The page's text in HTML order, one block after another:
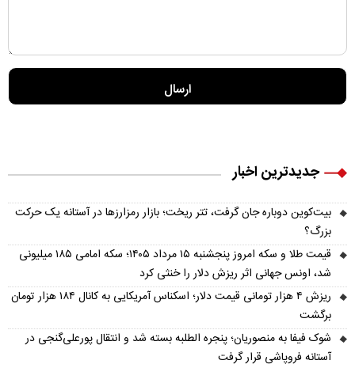
جدیدترین اخبار
بیت‌کوین دوباره جان گرفت، تتر ریخت؛ بازار رمزارزها در آستانه یک حرکت
بزرگ؟
قیمت طلا و سکه امروز پنجشنبه ۱۵ مرداد ۱۴۰۵؛ سکه امامی ۱۸۵ میلیونی
شد، اونس جهانی اثر ریزش دلار را خنثی کرد
ریزش ۴ هزار تومانی قیمت دلار؛ اسکناس آمریکایی به کانال ۱۸۴ هزار تومان
برگشت
شوک فیفا به منصوریان؛ پنجره الطلبه بسته شد و انتقال پورعلی‌گنجی در
آستانه فروپاشی قرار گرفت